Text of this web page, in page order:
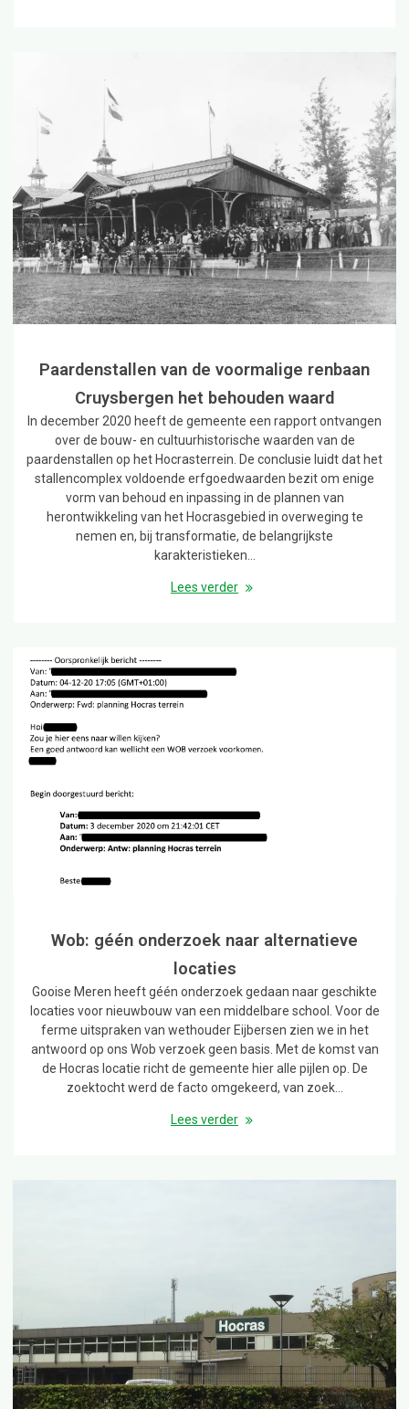
Paardenstallen van de voormalige renbaan
Cruysbergen het behouden waard
In december 2020 heeft de gemeente een rapport ontvangen
over de bouw- en cultuurhistorische waarden van de
paardenstallen op het Hocrasterrein. De conclusie luidt dat het
stallencomplex voldoende erfgoedwaarden bezit om enige
vorm van behoud en inpassing in de plannen van
herontwikkeling van het Hocrasgebied in overweging te
nemen en, bij transformatie, de belangrijkste
karakteristieken…
Lees verder
Wob: géén onderzoek naar alternatieve
locaties
Gooise Meren heeft géén onderzoek gedaan naar geschikte
locaties voor nieuwbouw van een middelbare school. Voor de
ferme uitspraken van wethouder Eijbersen zien we in het
antwoord op ons Wob verzoek geen basis. Met de komst van
de Hocras locatie richt de gemeente hier alle pijlen op. De
zoektocht werd de facto omgekeerd, van zoek…
Lees verder